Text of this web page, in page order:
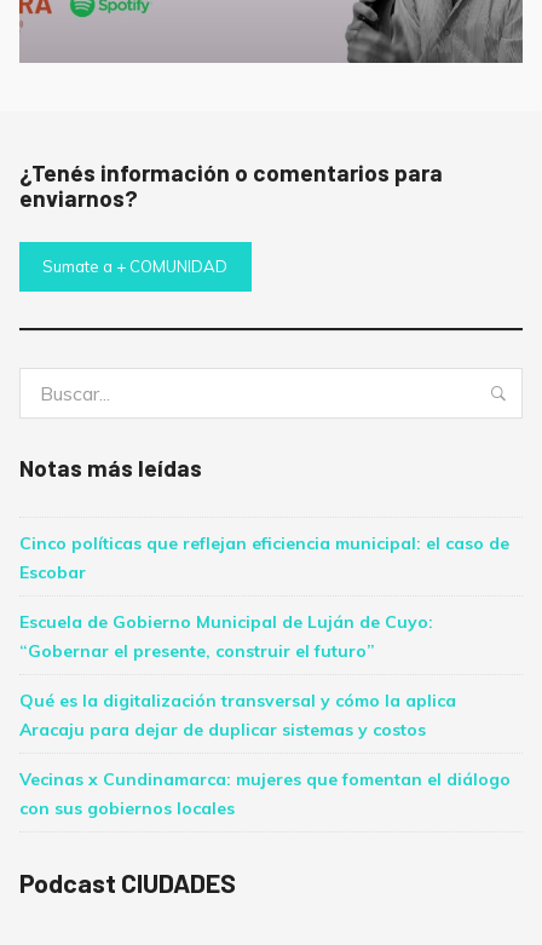
¿Tenés información o comentarios para
enviarnos?
Sumate a + COMUNIDAD
Notas más leídas
Cinco políticas que reflejan eficiencia municipal: el caso de
Escobar
Escuela de Gobierno Municipal de Luján de Cuyo:
“Gobernar el presente, construir el futuro”
Qué es la digitalización transversal y cómo la aplica
Aracaju para dejar de duplicar sistemas y costos
Vecinas x Cundinamarca: mujeres que fomentan el diálogo
con sus gobiernos locales
Podcast CIUDADES